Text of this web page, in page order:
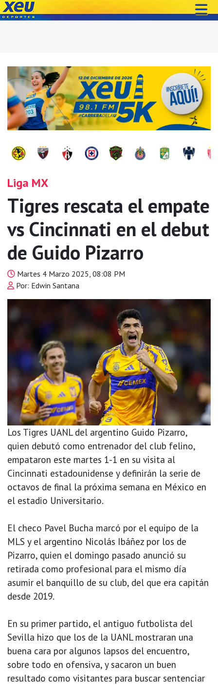
Liga MX
Tigres rescata el empate
vs Cincinnati en el debut
de Guido Pizarro
Martes 4 Marzo 2025, 08:08 PM
Por: Edwin Santana
Los Tigres UANL del argentino Guido Pizarro,
quien debutó como entrenador del club felino,
empataron este martes 1-1 en su visita al
Cincinnati estadounidense y definirán la serie de
octavos de final la próxima semana en México en
el estadio Universitario.
El checo Pavel Bucha marcó por el equipo de la
MLS y el argentino Nicolás Ibáñez por los de
Pizarro, quien el domingo pasado anunció su
retirada como profesional para el mismo día
asumir el banquillo de su club, del que era capitán
desde 2019.
En su primer partido, el antiguo futbolista del
Sevilla hizo que los de la UANL mostraran una
buena cara por algunos lapsos del encuentro,
sobre todo en ofensiva, y sacaron un buen
resultado como visitantes para buscar sentenciar